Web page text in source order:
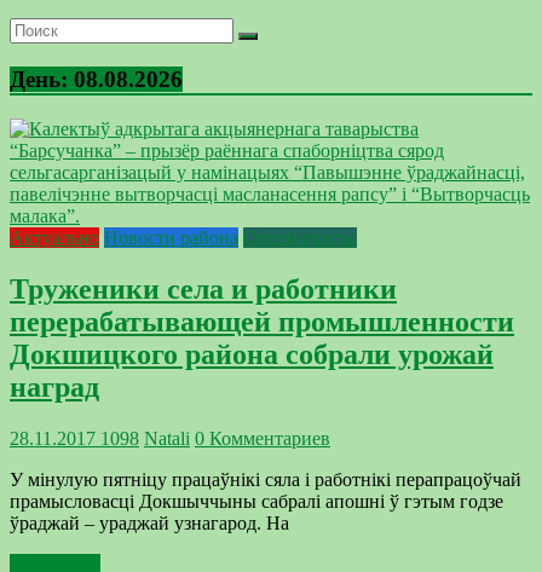
День: 08.08.2026
Актуально Новости района Специалисты
Труженики села и работники
перерабатывающей промышленности
Докшицкого района собрали урожай
наград
28.11.2017 1098 Natali 0 Комментариев
У мінулую пятніцу працаўнікі сяла і работнікі перапрацоўчай
прамысловасці Докшыччыны сабралі апошні ў гэтым годзе
ўраджай – ураджай узнагарод. На